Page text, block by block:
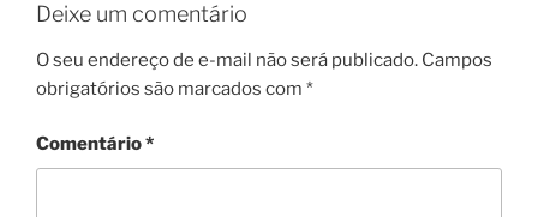
Deixe um comentário
O seu endereço de e-mail não será publicado. Campos
obrigatórios são marcados com *
Comentário*